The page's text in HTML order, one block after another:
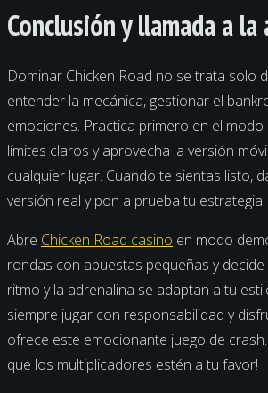
Conclusión y llamada a la
Dominar Chicken Road no se trata solo
entender la mecánica, gestionar el
emociones. Practica primero en el modo
límites claros y aprovecha la versión
cualquier lugar. Cuando te sientas listo,
versión real y pon a prueba tu estrategia.
Abre Chicken Road casino en modo
rondas con apuestas pequeñas y
ritmo y la adrenalina se adaptan a tu
siempre jugar con responsabilidad y
ofrece este emocionante juego de
que los multiplicadores estén a tu favor!